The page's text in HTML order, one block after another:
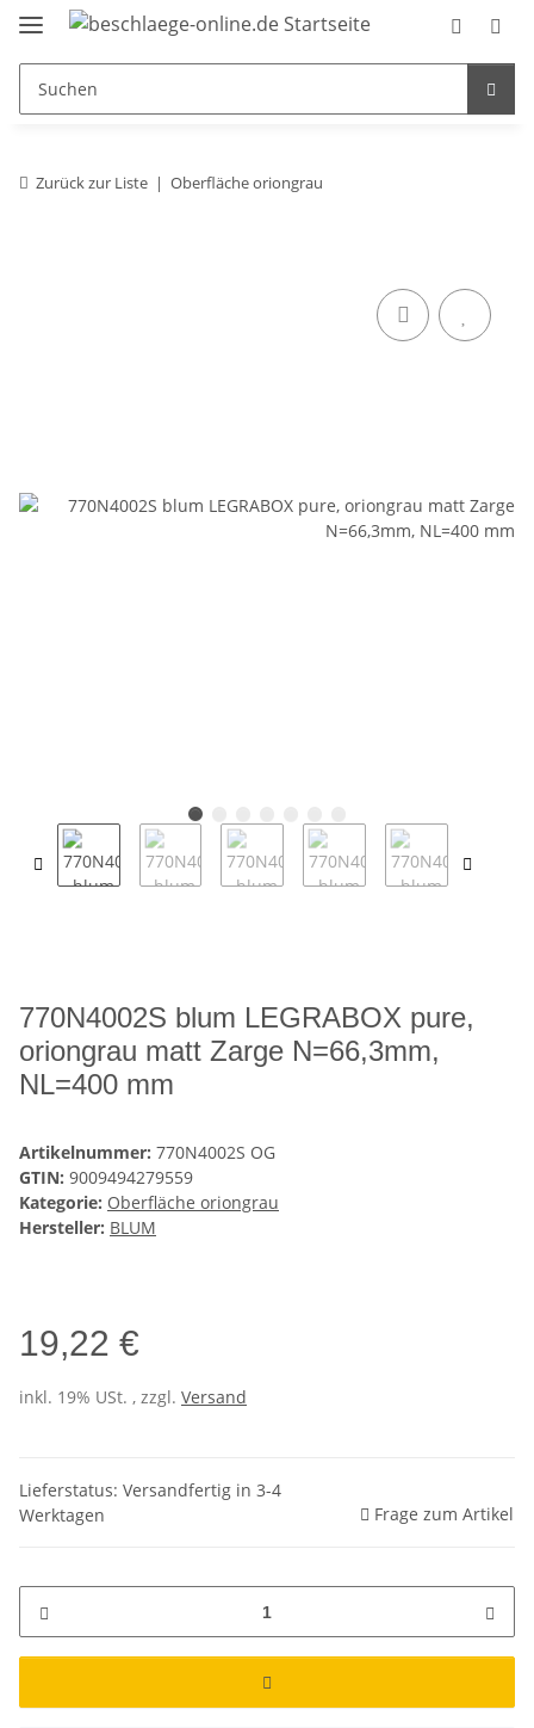
Zurück zur Liste Oberfläche oriongrau
770N4002S blum LEGRABOX pure,
oriongrau matt Zarge N=66,3mm,
NL=400 mm
Artikelnummer: 770N4002S OG
GTIN: 9009494279559
Kategorie: Oberfläche oriongrau
Hersteller: BLUM
19,22 €
inkl. 19% USt. , zzgl. Versand
Lieferstatus: Versandfertig in 3-4
Werktagen
Frage zum Artikel